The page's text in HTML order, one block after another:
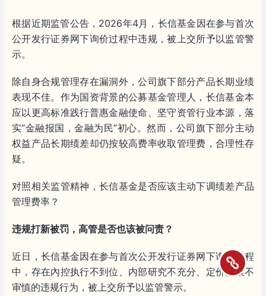
根据近期监管公告，2026年4月，长信基金因在参与首次
公开发行证券网下询价过程中违规，被上交所予以监管警
示。
除自身合规管理存在漏洞外，公司旗下部分产品长期业绩
表现不佳。作为国资背景的公募基金管理人，长信基金本
应以更高标准践行普惠金融使命、坚守资管行业本源，落
实“金融报国，金融为民”初心。然而，公司旗下部分主动
权益产品长期绩差却仍按较高费率收取管理费，合理性存
疑。
对照相关监管精神，长信基金是否应该主动下调绩差产品
管理费率？
违规打新被罚，高管是否也该被问责？
近日，长信基金因在参与首次公开发行证券网下询价过程
中，存在內控执行不到位、内部研究不充分、定价决策不
审慎的违规行为，被上交所予以监管警示。